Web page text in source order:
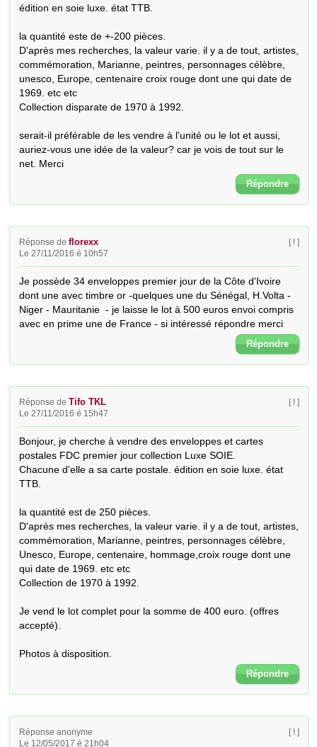
édition en soie luxe. état TTB.
la quantité este de +-200 pièces.
D'après mes recherches, la valeur varie. il y a de tout, artistes,
commémoration, Marianne, peintres, personnages célèbre,
unesco, Europe, centenaire croix rouge dont une qui date de
1969. etc etc
Collection disparate de 1970 à 1992.
serait-il préférable de les vendre à l'unité ou le lot et aussi,
auriez-vous une idée de la valeur? car je vois de tout sur le
net. Merci
Répondre
Réponse deflorexx
Le 27/11/2016 é 10h57
[ ! ]
Je possède 34 enveloppes premier jour de la Côte d'Ivoire
dont une avec timbre or -quelques une du Sénégal, H.Volta -
Niger - Mauritanie  - je laisse le lot à 500 euros envoi compris
avec en prime une de France - si intéressé répondre merci
Répondre
Réponse deTifo TKL
Le 27/11/2016 é 15h47
[ ! ]
Bonjour, je cherche à vendre des enveloppes et cartes
postales FDC premier jour collection Luxe SOIE.
Chacune d'elle a sa carte postale. édition en soie luxe. état
TTB.
la quantité est de 250 pièces.
D'après mes recherches, la valeur varie. il y a de tout, artistes,
commémoration, Marianne, peintres, personnages célèbre,
Unesco, Europe, centenaire, hommage,croix rouge dont une
qui date de 1969. etc etc
Collection de 1970 à 1992.
Je vend le lot complet pour la somme de 400 euro. (offres
accepté).
Photos à disposition.
Répondre
Réponse anonyme
Le 12/05/2017 é 21h04
[ ! ]